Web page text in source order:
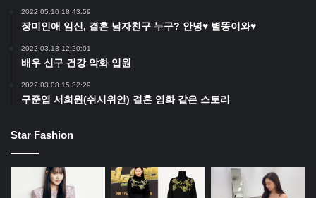
2022.05.10 18:43:59
장미인애 임신, 결혼 남자친구 누구? 안녕♥ 별똥이와♥
2022.03.13 12:20:01
배우 신구 건강 악화 입원
2022.03.08 15:32:29
구준엽 서희원(쉬시위안) 결혼 영화 같은 스토리
Star Fashion